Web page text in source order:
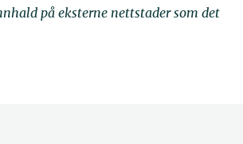
på eksterne nettstader som det